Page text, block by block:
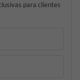
para clientes